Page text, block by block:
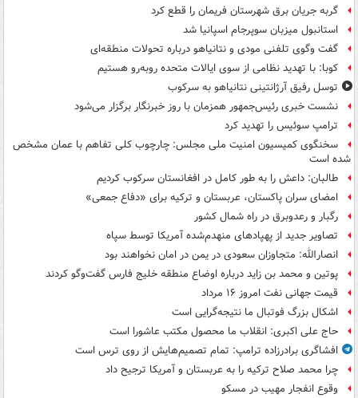
گربه جریان برق شهرستان فریمان را قطع کرد
استانبول میزبان سوپرجام اسپانیا شد
گفت وگوی تلفنی مودی و نتانیاهو درباره تحولات منطقه‌ای
کوبا: با تهدید نظامی از سوی ایالات متحده روبه‌رو هستیم
توسل رفیق آرژانتینی نتانیاهو به سرکوب
نشست خبری رئیس‌جمهور همزمان با روز خبرنگار برگزار می‌شود
ترامپ سوئیس را تهدید کرد
سخنگوی کمیسیون امنیت ملی مجلس: چارچوب کلی تفاهم با عمان مشخص
شده است
طالبان: داعش را به طور کامل در افغانستان سرکوب کردیم
امضای سران پاکستان، عربستان و ترکیه برای «دفاع جمعی»
رگبار و رعدوبرق در راه شمال کشور
تصاویر جدید از پهپادهای منهدم‌شده آمریکا توسط سپاه
انصارالله: متجاوزان سعودی در یمن در امان نخواهند بود
پوتین و محمد بن زاید درباره اوضاع منطقه خلیج فارس گفت‌وگو کردند
قیمت جهانی نفت امروز ۱۶ مرداد
اشکال بزرگ فوتبال ما نتیجه‌گرایی است
حاج علی اکبری: انقلاب ما محصول مکتب عاشورا است
افشاگری برادرزاده ترامپ: تمام تصمیم‌هایش از روی ترس است
چرا محمد صلاح ترکیه را به عربستان و آمریکا ترجیح داد
وقوع انفجار مهیب در مسکو